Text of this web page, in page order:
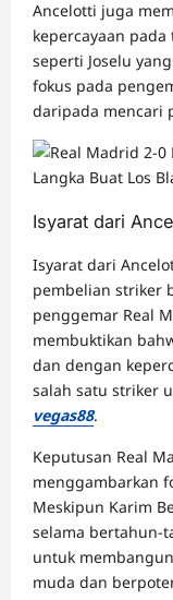
Ancelotti juga
kepercayaan
seperti Joselu
fokus pada
daripada mencari
Isyarat dari
Isyarat dari
pembelian striker
penggemar Real
membuktikan
dan dengan
salah satu striker
vegas88.
Keputusan Real
menggambarkan
Meskipun Karim
selama bertahun-
untuk
muda dan